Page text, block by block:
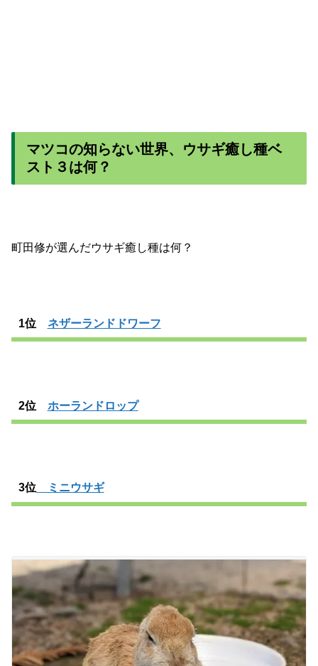
マツコの知らない世界、ウサギ癒し種ベ
スト３は何？
町田修が選んだウサギ癒し種は何？
1位 ネザーランドドワーフ
2位 ホーランドロップ
3位ミニウサギ